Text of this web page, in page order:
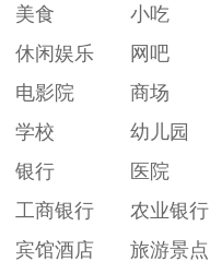
美食 小吃
休闲娱乐
网吧
电影院
商场
学校
幼儿园
银行
医院
工商银行
农业银行
宾馆酒店
旅游景点